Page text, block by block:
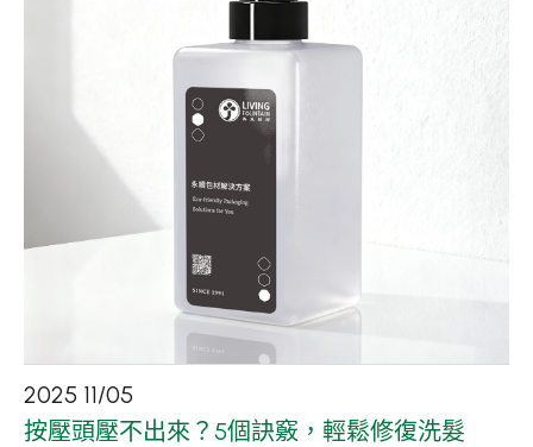
2025 11/05
按壓頭壓不出來？5個訣竅，輕鬆修復洗髮
聯絡我們
繁體中文 English